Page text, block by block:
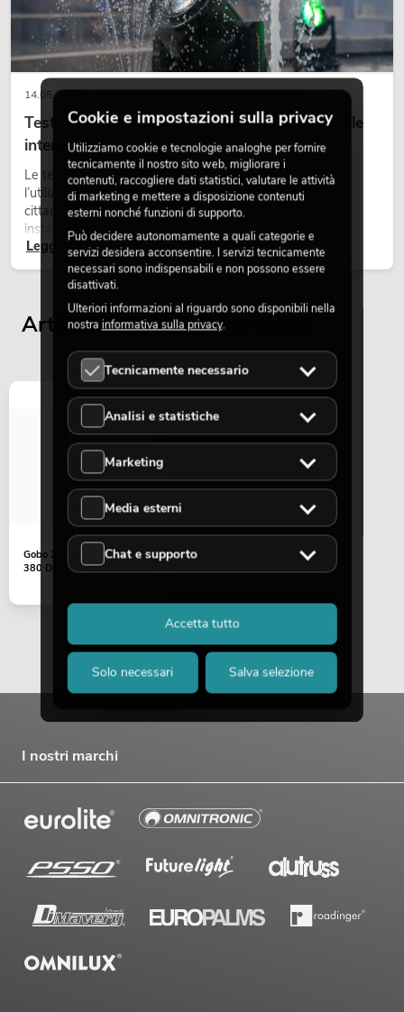
14.05.2026
Teste mobili outdoor: teste mobili resistenti alle
intemperie per eventi
Le teste mobili outdoor sono proiettori motorizzati per
l’utilizzo all’aperto. Vengono impiegate in festival, feste
cittadine, concerti open-air, allestimenti architetturali e
installazioni temporanee all’esterno.
Leggi ora
Articoli visualizzati per ultimi
Gobo 22,5mm TMH BSW-
380 Design 3
I nostri marchi
Cookie e impostazioni sulla privacy
Utilizziamo cookie e tecnologie analoghe per fornire
tecnicamente il nostro sito web, migliorare i
contenuti, raccogliere dati statistici, valutare le attività
di marketing e mettere a disposizione contenuti
esterni nonché funzioni di supporto.
Può decidere autonomamente a quali categorie e
servizi desidera acconsentire. I servizi tecnicamente
necessari sono indispensabili e non possono essere
disattivati.
Ulteriori informazioni al riguardo sono disponibili nella
nostra informativa sulla privacy.
Tecnicamente necessario
Analisi e statistiche
Marketing
Media esterni
Chat e supporto
Solo necessari Salva selezione
Accetta tutto